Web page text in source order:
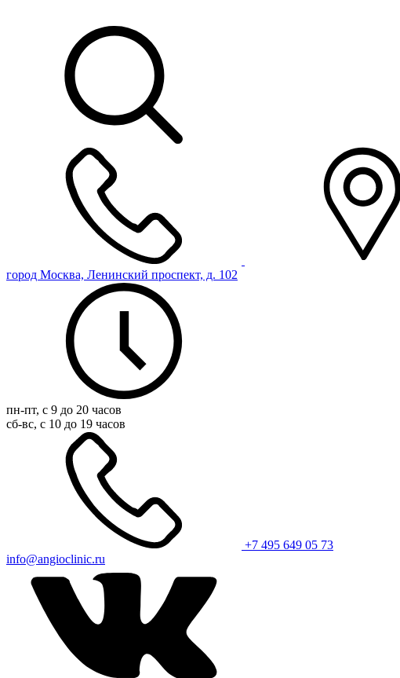
город Москва, Ленинский проспект, д. 102
пн-пт, с 9 до 20 часов
сб-вс, с 10 до 19 часов
+7 495 649 05 73
info@angioclinic.ru